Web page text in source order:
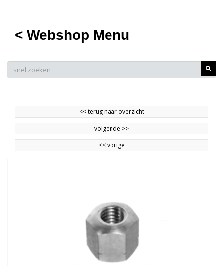
< Webshop Menu
<<terug naar overzicht
volgende >>
<<vorige